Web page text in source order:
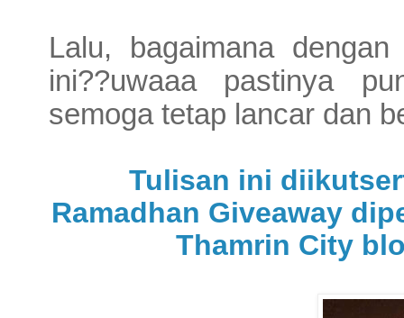
Lalu, bagaimana
ini??uwaaa pastinya
semoga tetap lancar dan
Tulisan ini
Ramadhan Giveaway
Thamrin City